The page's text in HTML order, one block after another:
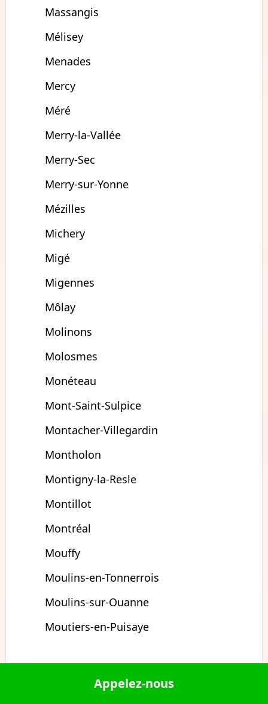
Massangis
Mélisey
Menades
Mercy
Méré
Merry-la-Vallée
Merry-Sec
Merry-sur-Yonne
Mézilles
Michery
Migé
Migennes
Môlay
Molinons
Molosmes
Monéteau
Mont-Saint-Sulpice
Montacher-Villegardin
Montholon
Montigny-la-Resle
Montillot
Montréal
Mouffy
Moulins-en-Tonnerrois
Moulins-sur-Ouanne
Moutiers-en-Puisaye
Appelez-nous